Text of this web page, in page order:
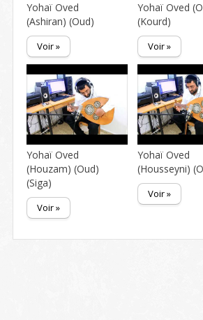
Yohaï Oved
(Ashiran) (Oud)
Voir »
Yohaï Oved
(Kourd)
Voir »
Yohaï Oved
(Houzam) (Oud)
(Siga)
Voir »
Yohaï Oved
(Housseyni)
Voir »